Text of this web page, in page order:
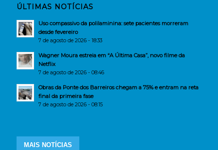
ÚLTIMAS NOTÍCIAS
Uso compassivo da polilaminina: sete pacientes morreram
desde fevereiro
7 de agosto de 2026 - 18:33
Wagner Moura estreia em “A Última Casa”, novo filme da
Netflix
7 de agosto de 2026 - 08:46
Obras da Ponte dos Barreiros chegam a 75% e entram na reta
final da primeira fase
7 de agosto de 2026 - 08:15
MAIS NOTÍCIAS